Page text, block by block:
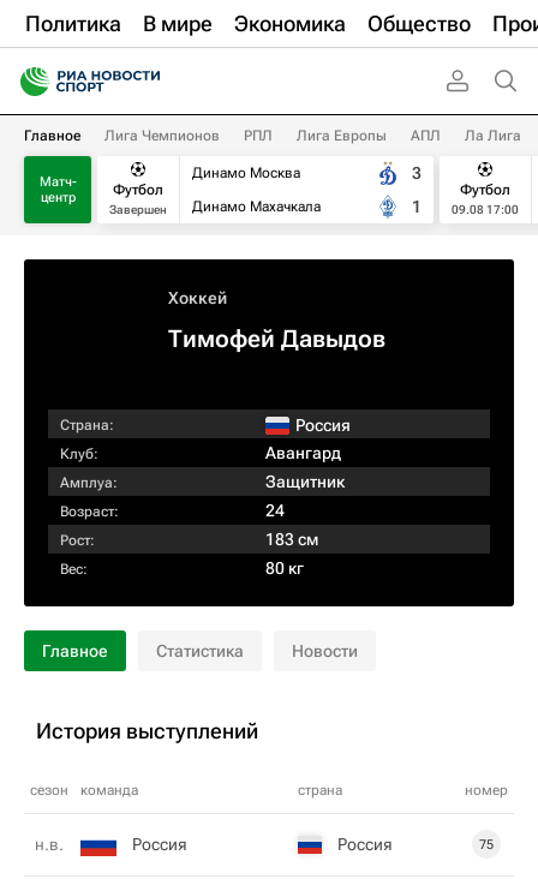
Политика В мире Экономика Общество
Главное Лига Чемпионов РПЛ Лига Европы АПЛ Ла Лига
Матч-
центр
Футбол
Завершен
Динамо Москва
Динамо Махачкала
3
1
Футбол
09.08 17:00
Хоккей
Тимофей Давыдов
Страна: Россия
Клуб: Авангард
Амплуа: Защитник
Возраст: 24
Рост: 183 см
Вес: 80 кг
Главное Статистика Новости
История выступлений
сезон команда страна номер
н.в. Россия Россия 75